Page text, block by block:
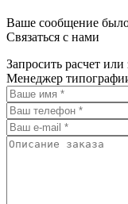
Ваше сообщение
Связаться с нами
Запросить расчет или
Менеджер